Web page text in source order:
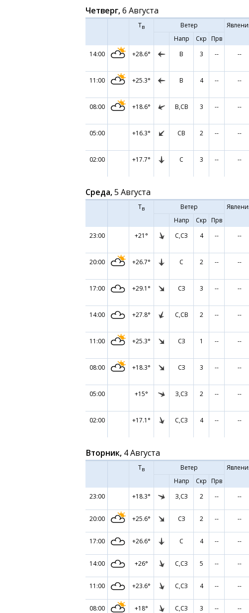
Четверг,6 Августа
Тв Ветер
Напр
Скр Прв
14:00
+28.6° В 3 -- --
11:00 +25.3° В 4 -- --
08:00 +18.6° В,СВ 3 -- --
05:00 +16.3° СВ 2 -- --
02:00 +17.7° С 3 -- --
Среда,5 Августа
Тв Ветер
Напр
Скр Прв
23:00
+21° С,СЗ 4 -- --
20:00 +26.7° С 2 -- --
17:00 +29.1° СЗ 3 -- --
14:00 +27.8° С,СВ 2 -- --
11:00 +25.3° СЗ 1 -- --
08:00 +18.3° СЗ 3 -- --
05:00 +15° З,СЗ 2 -- --
02:00 +17.1° С,СЗ 4 -- --
Вторник, 4 Августа
Тв Ветер
Напр
Скр Прв
23:00
+18.3° З,СЗ 2 -- --
20:00 +25.6° СЗ 2 -- --
17:00 +26.6° С 4 -- --
14:00 +26° С,СЗ 5 -- --
11:00 +23.6° С,СЗ 4 -- --
08:00 +18° С,СЗ 3 -- --